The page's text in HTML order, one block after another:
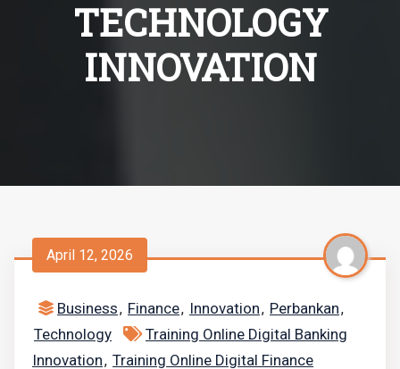
TECHNOLOGY
INNOVATION
April 12, 2026
Business, Finance, Innovation, Perbankan,
Technology
Training Online Digital Banking
Innovation, Training Online Digital Finance